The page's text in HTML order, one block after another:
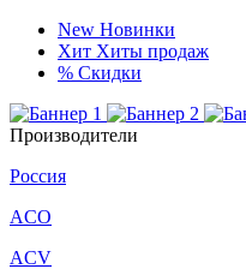
New Новинки
Хит Хиты продаж
% Скидки
Производители
Россия
ACO
ACV